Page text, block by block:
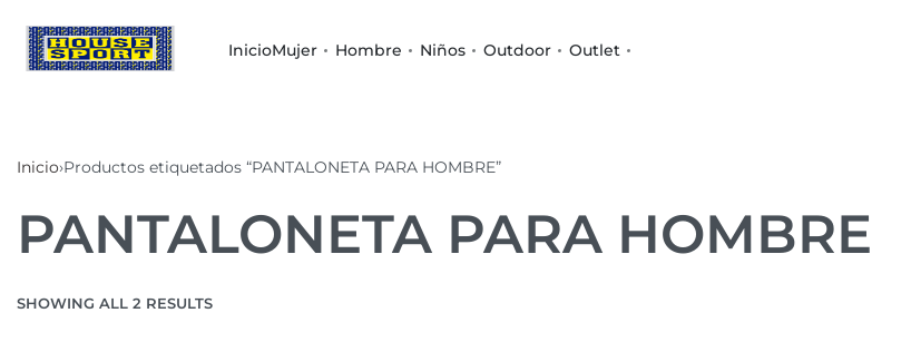
InicioMujer Hombre Niños Outdoor Outlet
Inicio›Productos etiquetados “PANTALONETA PARA HOMBRE”
PANTALONETA PARA HOMBRE
SHOWING ALL 2 RESULTS